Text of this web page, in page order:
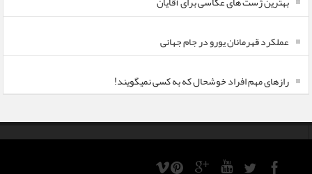
عملکرد قهرمانان یورو در جام جهانی
رازهای مهم افراد خوشحال که به کسی نمیگویند!